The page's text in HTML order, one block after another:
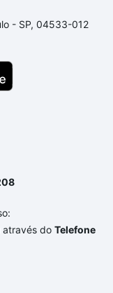
- SP, 04533-012
através do Telefone